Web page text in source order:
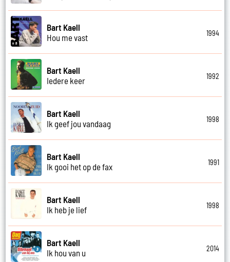
Bart Kaell
Hou me vast
1994
Bart Kaell
Iedere keer
1992
Bart Kaell
Ik geef jou vandaag
1998
Bart Kaell
Ik gooi het op de fax
1991
Bart Kaell
Ik heb je lief
1998
Bart Kaell
Ik hou van u
2014